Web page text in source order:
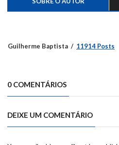
Guilherme Baptista 11914 Posts
0 COMENTÁRIOS
DEIXE UM COMENTÁRIO